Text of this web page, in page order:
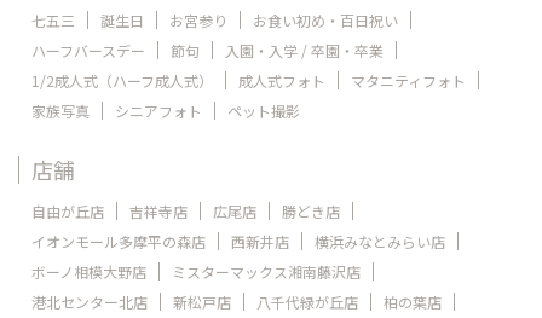
七五三 誕生日 お宮参り
お食い初め・百日祝い
ハーフバースデー
節句
入園・入学 / 卒園・卒業
1/2成人式（ハーフ成人式）
成人式フォト
マタニティフォト
家族写真
シニアフォト ペット撮影
店舗
自由が丘店 吉祥寺店 広尾店
勝どき店
イオンモール多摩平の森店
西新井店
横浜みなとみらい店
ボーノ相模大野店
ミスターマックス湘南藤沢店
港北センター北店
新松戸店 八千代緑が丘店
柏の葉店